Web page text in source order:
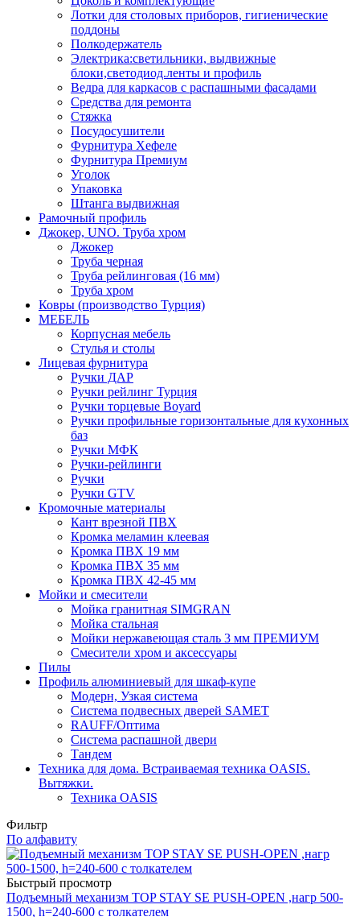
Лотки для столовых приборов, гигиенические
поддоны
Полкодержатель
Электрика:светильники, выдвижные
блоки,светодиод.ленты и профиль
Ведра для каркасов с распашными фасадами
Средства для ремонта
Стяжка
Посудосушители
Фурнитура Хефеле
Фурнитура Премиум
Уголок
Упаковка
Штанга выдвижная
Рамочный профиль
Джокер, UNO. Труба хром
Джокер
Труба черная
Труба рейлинговая (16 мм)
Труба хром
Ковры (производство Турция)
МЕБЕЛЬ
Корпусная мебель
Стулья и столы
Лицевая фурнитура
Ручки ДАР
Ручки рейлинг Турция
Ручки торцевые Boyard
Ручки профильные горизонтальные для кухонных
баз
Ручки МФК
Ручки-рейлинги
Ручки
Ручки GTV
Кромочные материалы
Кант врезной ПВХ
Кромка меламин клеевая
Кромка ПВХ 19 мм
Кромка ПВХ 35 мм
Кромка ПВХ 42-45 мм
Мойки и смесители
Мойка гранитная SIMGRAN
Мойка стальная
Мойки нержавеющая сталь 3 мм ПРЕМИУМ
Смесители хром и аксессуары
Пилы
Профиль алюминиевый для шкаф-купе
Модерн, Узкая система
Система подвесных дверей SAMET
RAUFF/Оптима
Система распашной двери
Тандем
Техника для дома. Встраиваемая техника OASIS.
Вытяжки.
Техника OASIS
Фильтр
По алфавиту
Быстрый просмотр
Подъемный механизм TOP STAY SE PUSH-OPEN ,нагр 500-
1500, h=240-600 с толкателем